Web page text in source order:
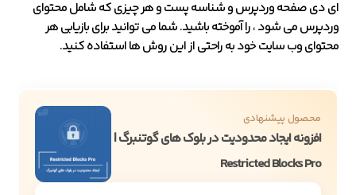
ای دی صفحه وردپرس و شناسه پست و هر چیزی که شامل محتوای
وردپرس می شود ، را آموخته باشید. شما می توانید برای بازیابی هر
محتوای وب سایت خود به راحتی از این روش ها استفاده کنید.
محصول پیشنهادی
افزونه ایجاد محدودیت در بلوک های گوتنبرگ |
Restricted Blocks Pro